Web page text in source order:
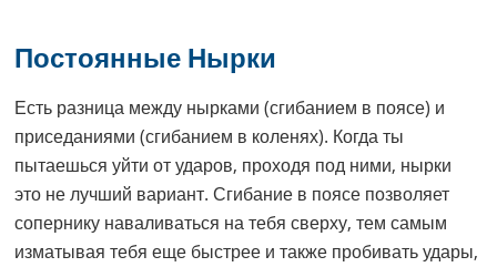
Постоянные Нырки
Есть разница между нырками (сгибанием в поясе) и
приседаниями (сгибанием в коленях). Когда ты
пытаешься уйти от ударов, проходя под ними, нырки
это не лучший вариант. Сгибание в поясе позволяет
сопернику наваливаться на тебя сверху, тем самым
изматывая тебя еще быстрее и также пробивать удары,